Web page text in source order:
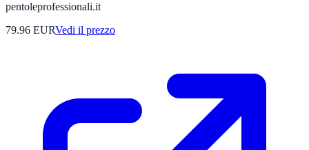
pentoleprofessionali.it
79.96 EURVedi il prezzo